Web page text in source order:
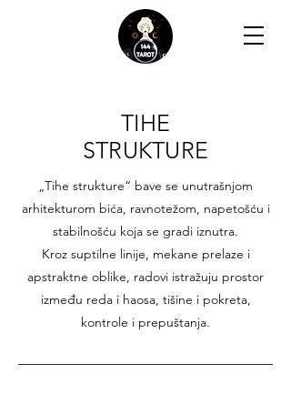
TIHE
STRUKTURE
„Tihe strukture“ bave se unutrašnjom
arhitekturom bića, ravnotežom, napetošću i
stabilnošću koja se gradi iznutra.
Kroz suptilne linije, mekane prelaze i
apstraktne oblike, radovi istražuju prostor
između reda i haosa, tišine i pokreta,
kontrole i prepuštanja.